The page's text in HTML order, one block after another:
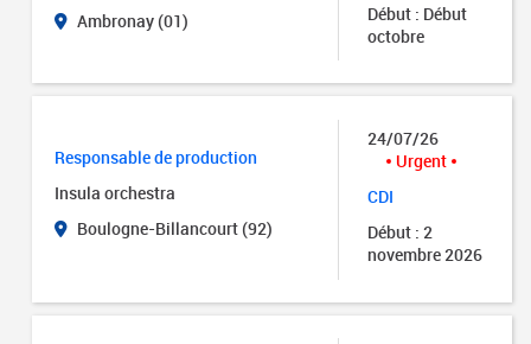
Ambronay (01)
Début : Début
octobre
Responsable de production
Insula orchestra
Boulogne-Billancourt (92)
24/07/26
Urgent
CDI
Début : 2
novembre 2026